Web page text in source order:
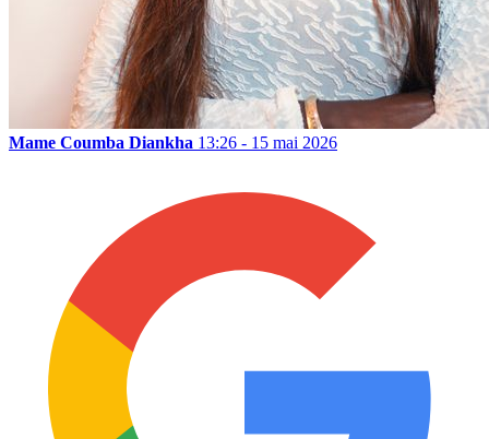
Mame Coumba Diankha 13:26 - 15 mai 2026